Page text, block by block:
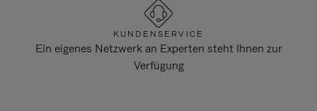
KUNDENSERVICE
Ein eigenes Netzwerk an Experten steht Ihnen zur
Verfügung